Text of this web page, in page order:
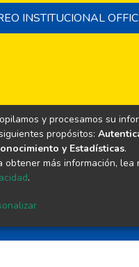
INSTITUCIONAL
y procesamos su
propósitos:
y Estadísticas.
obtener más información, lea
.